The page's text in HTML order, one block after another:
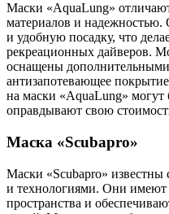
Маски «AquaLung»
материалов и
и удобную посадку, что
рекреационных дайверов.
оснащены
антизапотевающее
на маски «AquaLung»
оправдывают свою
Маска «Scubapro»
Маски «Scubapro»
и технологиями. Они имеют
пространства и